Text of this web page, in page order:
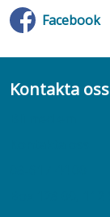
Facebook
Kontakta oss